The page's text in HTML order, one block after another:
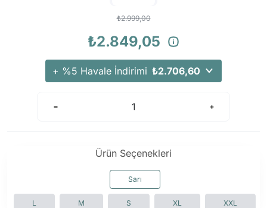
₺2.999,00
₺2.849,05
+ %5 Havale İndirimi ₺2.706,60
Ürün Seçenekleri
Sarı
L M S XL XXL